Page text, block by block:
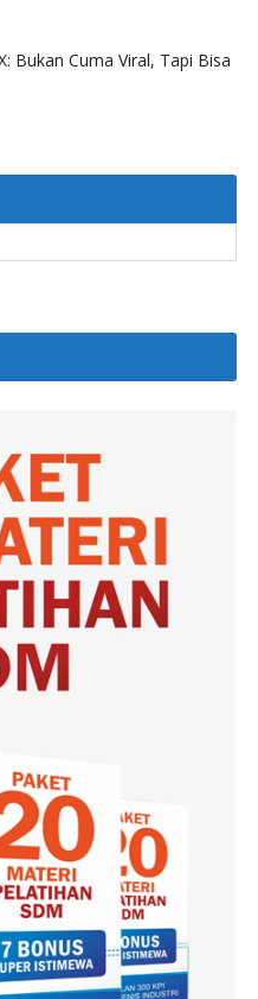
Bukan Cuma Viral, Tapi Bisa